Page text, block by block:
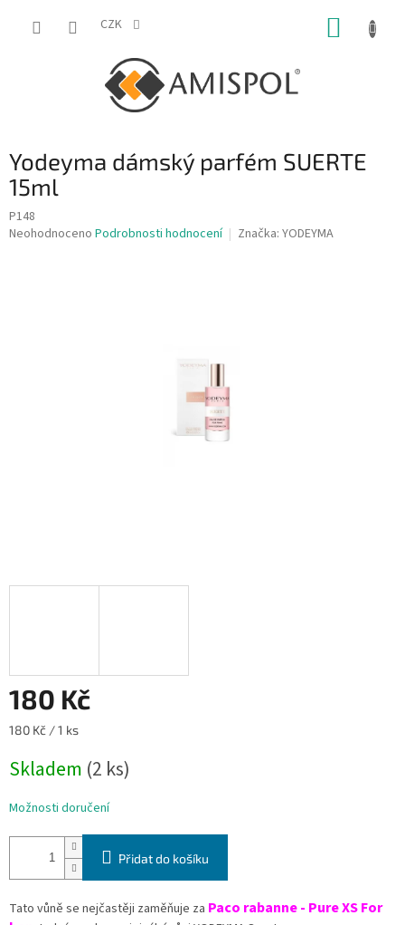
CZK
Yodeyma dámský parfém SUERTE
15ml
P148
Průměrné
Neohodnoceno Podrobnosti hodnocení Značka: YODEYMA
180 Kč
Měrná
180 Kč / 1 ks
Skladem (2 ks)
Možnosti doručení
Přidat do košíku
Tato vůně se nejčastěji zaměňuje za Paco rabanne - Pure XS For